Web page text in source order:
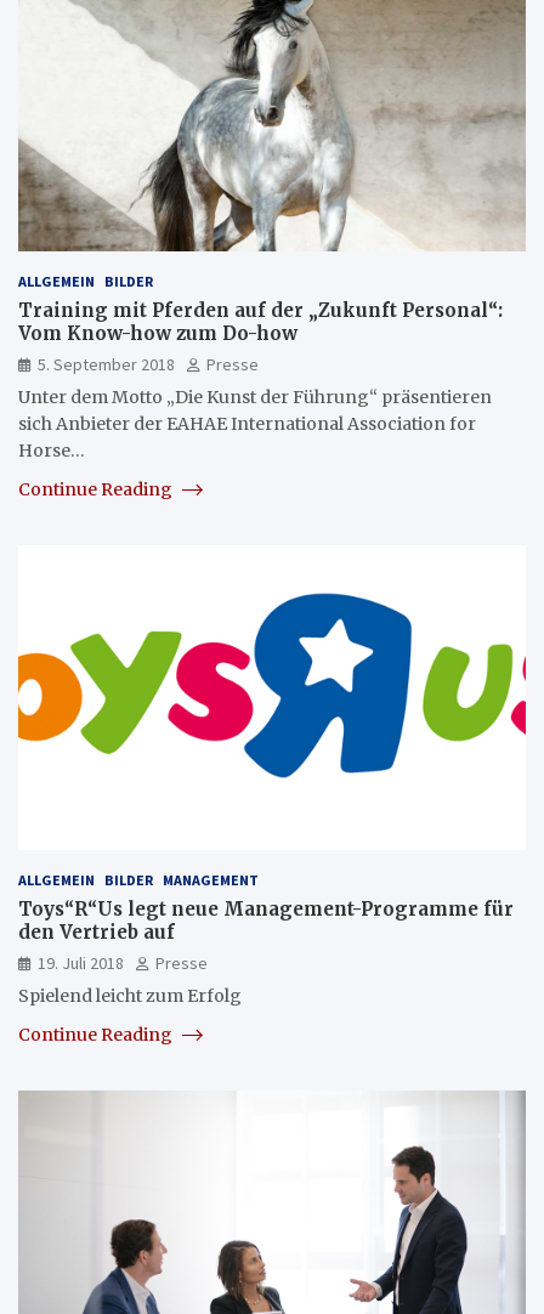
ALLGEMEIN BILDER
Training mit Pferden auf der „Zukunft Personal“:
Vom Know-how zum Do-how
5. September 2018
Presse
Unter dem Motto „Die Kunst der Führung“ präsentieren
sich Anbieter der EAHAE International Association for
Horse…
Continue Reading
ALLGEMEIN BILDER MANAGEMENT
Toys“R“Us legt neue Management-Programme für
den Vertrieb auf
19. Juli 2018
Presse
Spielend leicht zum Erfolg
Continue Reading